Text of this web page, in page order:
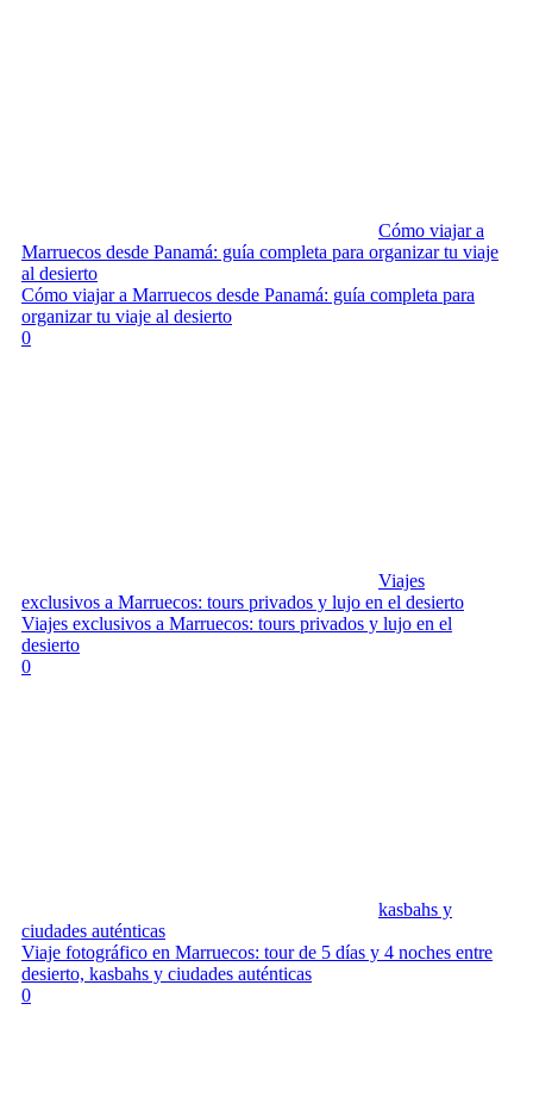
Cómo viajar a
Marruecos desde Panamá: guía completa para organizar tu viaje
al desierto
Cómo viajar a Marruecos desde Panamá: guía completa para
organizar tu viaje al desierto
0
Viajes
exclusivos a Marruecos: tours privados y lujo en el desierto
Viajes exclusivos a Marruecos: tours privados y lujo en el
desierto
0
kasbahs y
ciudades auténticas
Viaje fotográfico en Marruecos: tour de 5 días y 4 noches entre
desierto, kasbahs y ciudades auténticas
0